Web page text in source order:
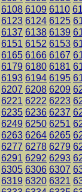
6108 6109 6110
6123 6124 6125
6137 6138 6139
6151 6152 6153
6165 6166 6167
6179 6180 6181
6193 6194 6195
6207 6208 6209
6221 6222 6223
6235 6236 6237
6249 6250 6251
6263 6264 6265
6277 6278 6279
6291 6292 6293
6305 6306 6307
6319 6320 6321